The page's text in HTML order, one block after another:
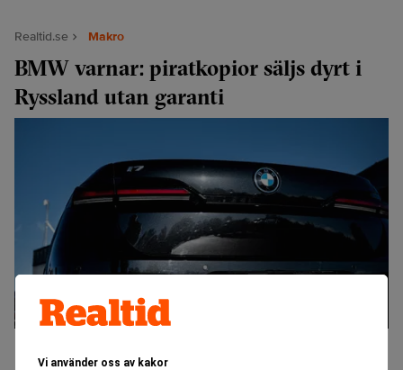
Vi använder oss av kakor
Realtid.se Makro
BMW varnar: piratkopior säljs dyrt i
Ryssland utan garanti
piratkopior utan certifiering. (Foto: Joakim Ståhl/SVD/TT)